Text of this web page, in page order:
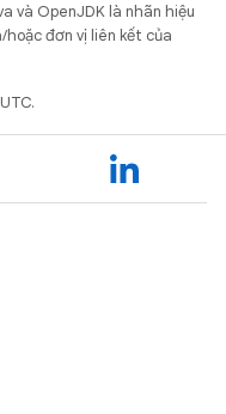
và OpenJDK là nhãn hiệu
đơn vị liên kết của